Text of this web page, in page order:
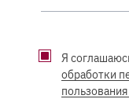
Я
обработки